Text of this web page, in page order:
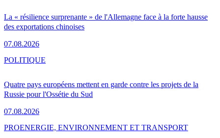
La « résilience surprenante » de l'Allemagne face à la forte hausse
des exportations chinoises
07.08.2026
Quatre pays européens mettent en garde contre les projets de la
Russie pour l'Ossétie du Sud
07.08.2026
POLITIQUE
PROENERGIE, ENVIRONNEMENT ET TRANSPORT